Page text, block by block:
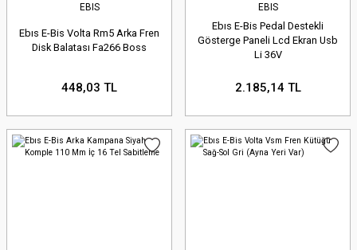
EBIS
Ebıs E-Bis Volta Rm5 Arka Fren
Disk Balatası Fa266 Boss
448,03 TL
EBIS
Ebıs E-Bis Pedal Destekli
Gösterge Paneli Lcd Ekran Usb
Li 36V
2.185,14 TL